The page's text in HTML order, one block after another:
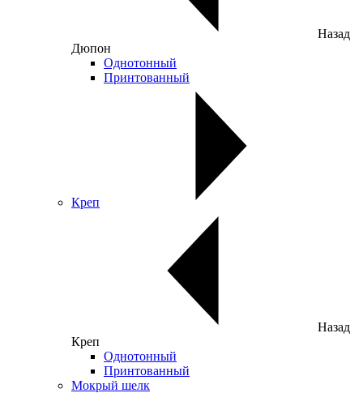
Назад
Дюпон
Однотонный
Принтованный
Креп
Назад
Креп
Однотонный
Принтованный
Мокрый шелк